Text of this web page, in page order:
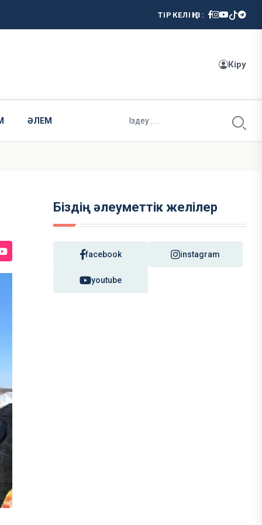
ТІРКЕЛІҢІЗ:
Кіру
ӘЛЕМ
Біздің әлеуметтік желілер
facebook instagram
youtube